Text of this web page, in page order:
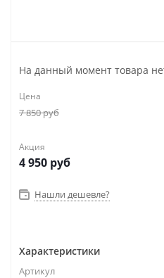
На данный момент товара
Цена
7 850руб
Акция
4 950 руб
Нашли дешевле?
Характеристики
Артикул